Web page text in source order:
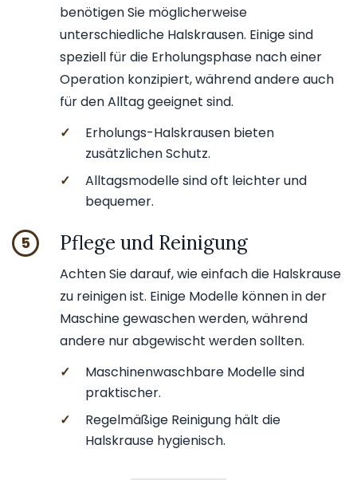
benötigen Sie möglicherweise
unterschiedliche Halskrausen. Einige sind
speziell für die Erholungsphase nach einer
Operation konzipiert, während andere auch
für den Alltag geeignet sind.
✓
Erholungs-Halskrausen bieten
zusätzlichen Schutz.
✓
Alltagsmodelle sind oft leichter und
bequemer.
5 Pflege und Reinigung
Achten Sie darauf, wie einfach die Halskrause
zu reinigen ist. Einige Modelle können in der
Maschine gewaschen werden, während
andere nur abgewischt werden sollten.
✓
Maschinenwaschbare Modelle sind
praktischer.
✓
Regelmäßige Reinigung hält die
Halskrause hygienisch.